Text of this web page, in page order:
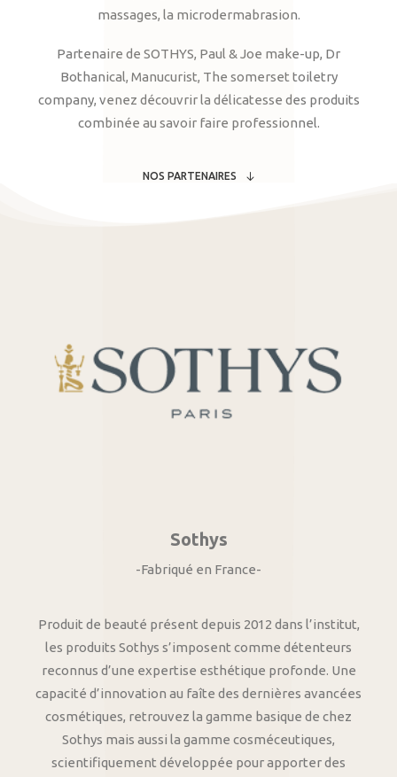
massages, la microdermabrasion.
Partenaire de SOTHYS, Paul & Joe make-up, Dr
Bothanical, Manucurist, The somerset toiletry
company, venez découvrir la délicatesse des produits
combinée au savoir faire professionnel.
NOS PARTENAIRES
Sothys
-Fabriqué en France-
Produit de beauté présent depuis 2012 dans l’institut,
les produits Sothys s’imposent comme détenteurs
reconnus d’une expertise esthétique profonde. Une
capacité d’innovation au faîte des dernières avancées
cosmétiques, retrouvez la gamme basique de chez
Sothys mais aussi la gamme cosméceutiques,
scientifiquement développée pour apporter des